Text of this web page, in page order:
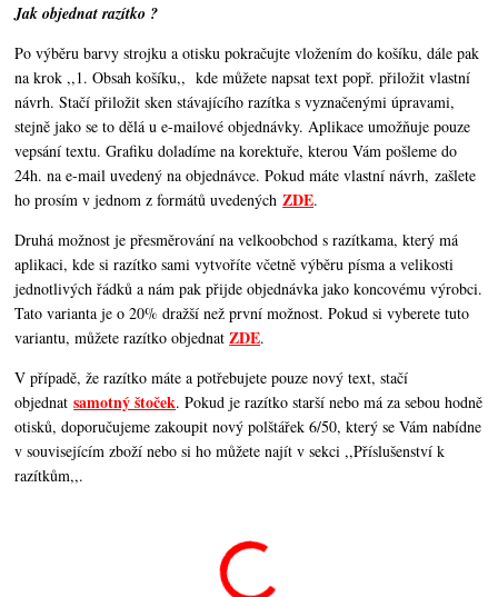
Jak objednat razítko ?
Po výběru barvy strojku a otisku pokračujte vložením do košíku, dále pak
na krok ,,1. Obsah košíku,, kde můžete napsat text popř. přiložit vlastní
návrh. Stačí přiložit sken stávajícího razítka s vyznačenými úpravami,
stejně jako se to dělá u e-mailové objednávky. Aplikace umožňuje pouze
vepsání textu. Grafiku doladíme na korektuře, kterou Vám pošleme do
24h. na e-mail uvedený na objednávce. Pokud máte vlastní návrh, zašlete
ho prosím v jednom z formátů uvedenýchZDE.
Druhá možnost je přesměrování na velkoobchod s razítkama, který má
aplikaci, kde si razítko sami vytvoříte včetně výběru písma a velikosti
jednotlivých řádků a nám pak přijde objednávka jako koncovému výrobci.
Tato varianta je o 20% dražší než první možnost. Pokud si vyberete tuto
variantu, můžete razítko objednatZDE.
V případě, že razítko máte a potřebujete pouze nový text, stačí
objednatsamotný štoček. Pokud je razítko starší nebo má za sebou hodně
otisků, doporučujeme zakoupit nový polštářek 6/50, který se Vám nabídne
v souvisejícím zboží nebo si ho můžete najít v sekci ,,Příslušenství k
razítkům,,.